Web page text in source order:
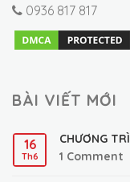
0936 817 817
BÀI VIẾT MỚI
16
Th6
CHƯƠNG
1 Comment